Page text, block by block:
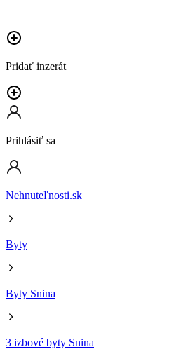
Pridať inzerát
Prihlásiť sa
Nehnuteľnosti.sk
Byty
Byty Snina
3 izbové byty Snina